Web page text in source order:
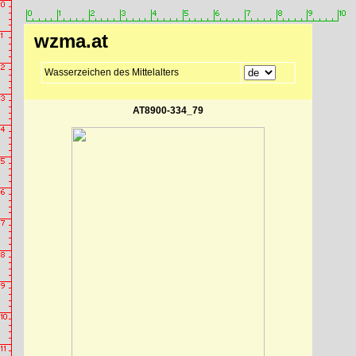
wzma.at
Wasserzeichen des Mittelalters
AT8900-334_79